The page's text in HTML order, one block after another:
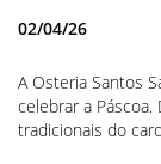
02/04/26
A Osteria Santos
celebrar a
tradicionais do